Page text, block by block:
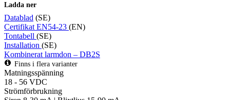
Ladda ner
Datablad (SE)
Certifikat EN54-23 (EN)
Tontabell (SE)
Installation (SE)
Kombinerat larmdon – DB2S
Finns i flera varianter
Matningsspänning
18 - 56 VDC
Strömförbrukning